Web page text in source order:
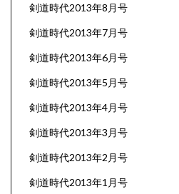
剣道時代2013年8月号
剣道時代2013年7月号
剣道時代2013年6月号
剣道時代2013年5月号
剣道時代2013年4月号
剣道時代2013年3月号
剣道時代2013年2月号
剣道時代2013年1月号